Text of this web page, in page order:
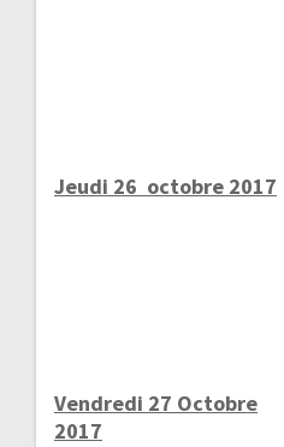
Jeudi 26 octobre 2017
Vendredi 27 Octobre
2017